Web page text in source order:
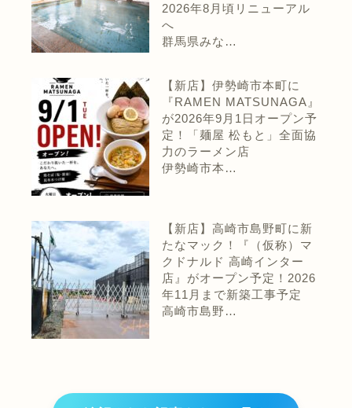
2026年8月頃リニューアル
へ
群馬県みな…
【新店】伊勢崎市本町に
『RAMEN MATSUNAGA』
が2026年9月1日オープン予
定！「麺屋 松もと」全面協
力のラーメン店
伊勢崎市本…
【新店】高崎市島野町に新
たなマック！『（仮称）マ
クドナルド 高崎インター
店』がオープン予定！2026
年11月まで新築工事予定
高崎市島野…